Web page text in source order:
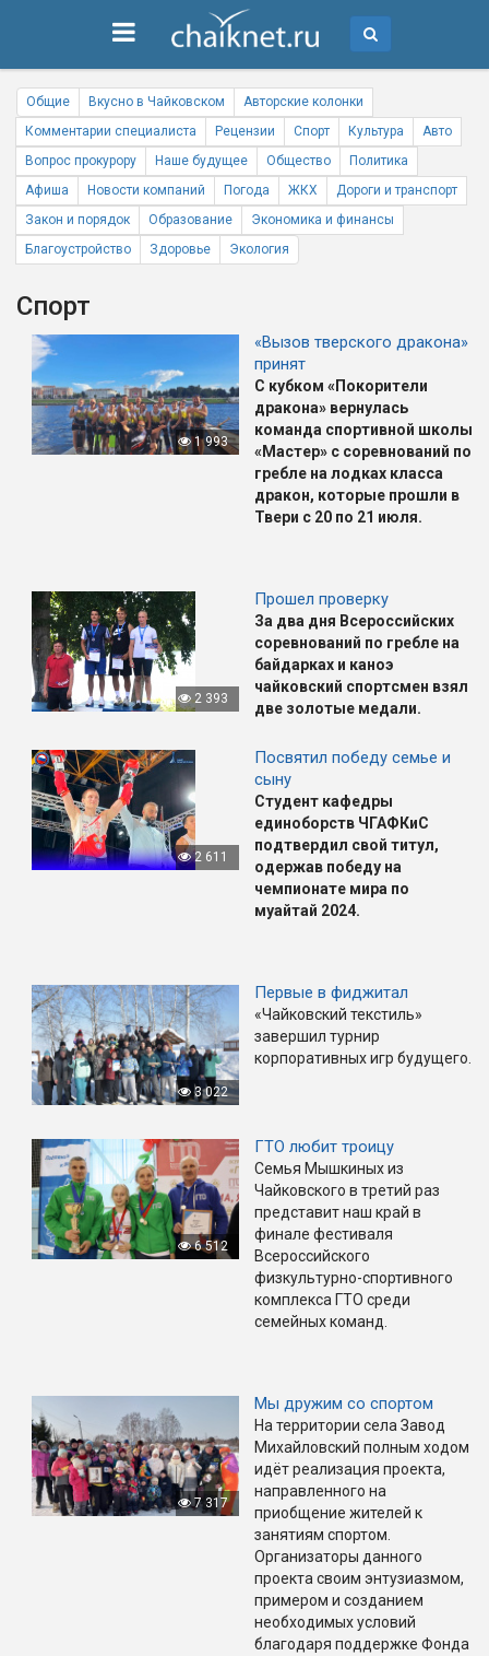
Общие Вкусно в Чайковском
Авторские колонки
Комментарии специалиста
Рецензии Спорт Культура
Авто
Вопрос прокурору
Наше будущее Общество
Политика
Афиша
Новости компаний Погода ЖКХ
Дороги и транспорт
Закон и порядок
Образование
Экономика и финансы
Благоустройство
Здоровье Экология
Спорт
1 993
«Вызов тверского дракона»
принят
С кубком «Покорители
дракона» вернулась
команда спортивной школы
«Мастер» с соревнований по
гребле на лодках класса
дракон, которые прошли в
Твери с 20 по 21 июля.
2 393
Прошел проверку
За два дня Всероссийских
соревнований по гребле на
байдарках и каноэ
чайковский спортсмен взял
две золотые медали.
2 611
Посвятил победу семье и
сыну
Студент кафедры
единоборств ЧГАФКиС
подтвердил свой титул,
одержав победу на
чемпионате мира по
муайтай 2024.
3 022
Первые в фиджитал
«Чайковский текстиль»
завершил турнир
корпоративных игр будущего.
6 512
ГТО любит троицу
Семья Мышкиных из
Чайковского в третий раз
представит наш край в
финале фестиваля
Всероссийского
физкультурно-спортивного
комплекса ГТО среди
семейных команд.
7 317
Мы дружим со спортом
На территории села Завод
Михайловский полным ходом
идёт реализация проекта,
направленного на
приобщение жителей к
занятиям спортом.
Организаторы данного
проекта своим энтузиазмом,
примером и созданием
необходимых условий
благодаря поддержке Фонда